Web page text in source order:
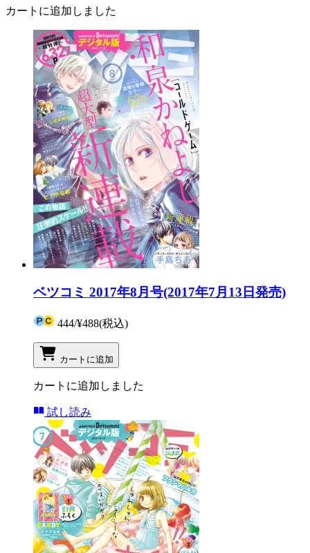
カートに追加しました
ベツコミ 2017年8月号(2017年7月13日発売)
444/¥488(税込)
カートに追加
カートに追加しました
試し読み